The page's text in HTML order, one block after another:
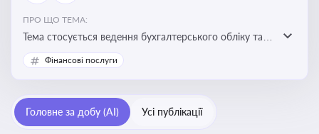
ПРО ЩО ТЕМА:
Тема стосується ведення бухгалтерського обліку та
складання фінансової звітності відповідно до
національних і міжнародних стандартів
Фінансові послуги
Головне за добу (AI) Усі публікації